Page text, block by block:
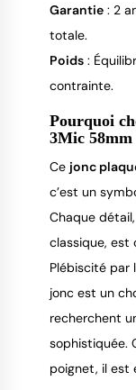
Garantie : 2
totale.
Poids :
contrainte.
Pourquoi
3Mic 58mm
Ce jonc
c’est un
Chaque
classique, est
Plébiscité par
jonc est un
recherchent
sophistiquée.
poignet, il est